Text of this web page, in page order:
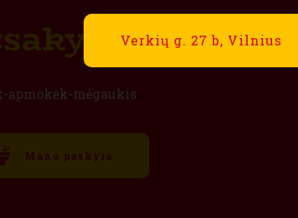
Verkių g. 27 b, Vilnius
internetu
apmokėk-mėgaukis
Mano paskyra